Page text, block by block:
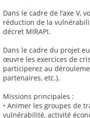
Dans le cadre de l’axe V,
réduction de la
décret MIRAPI.
Dans le cadre du projet
œuvre les exercices de
participerez au
partenaires, etc.).
Missions principales :
• Animer les groupes de
vulnérabilité, activité